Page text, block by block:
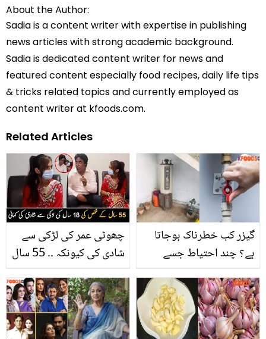
About the Author:
Sadia is a content writer with expertise in publishing
news articles with strong academic background.
Sadia is dedicated content writer for news and
featured content especially food recipes, daily life tips
& tricks related topics and currently employed as
content writer at kfoods.com.
Related Articles
چھوٹی عمر کی لڑکی سے
شادی کی کیونکہ ۔۔ 55 سال
لڑکی سے نکاح، جانیئے اس
انوکھے جوڑے کی دلچسپ
کہانی
گیزر کب خطرناک ہوجاتا
ہے؟ چند احتیاط جسے
سے پہلے سب کا جاننا
ضروری ہے